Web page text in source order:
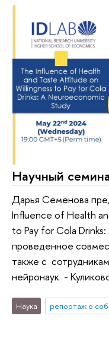
Научный
Дарья Семенова
Influence of Health
to Pay for Cola
проведенное
также с
нейронаук -
Наука репортаж о